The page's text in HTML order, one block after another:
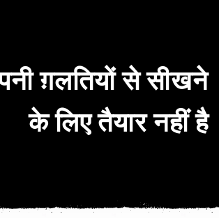
ग़लतियों से सीखने
के लिए तैयार नहीं है